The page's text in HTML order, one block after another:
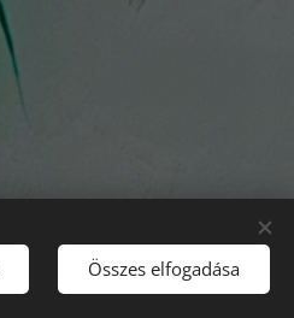
Összes elfogadása